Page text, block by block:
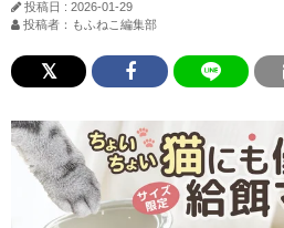
投稿日 : 2026-01-29
投稿者：もふねこ編集部